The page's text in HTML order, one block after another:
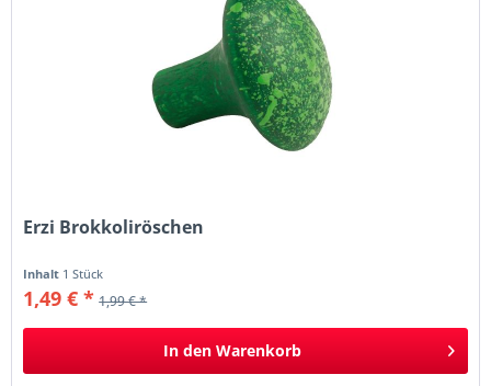
Erzi Brokkoliröschen
Inhalt 1 Stück
1,49 € * 1,99 € *
In den Warenkorb